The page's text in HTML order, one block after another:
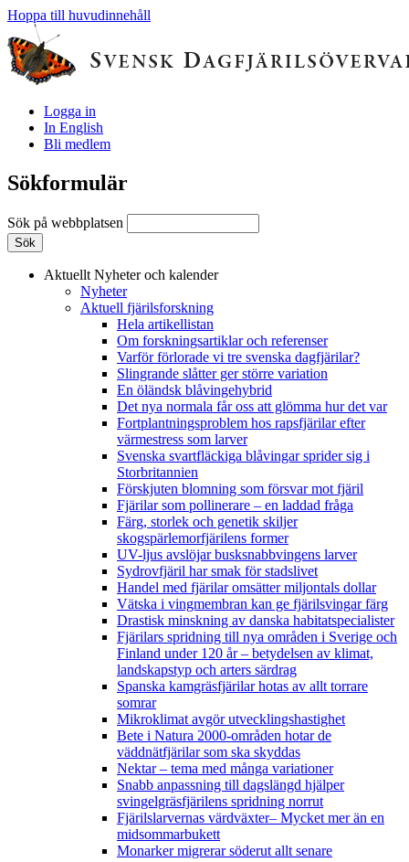
Hoppa till huvudinnehåll
Logga in
In English
Bli medlem
Sökformulär
Sök på webbplatsen
Aktuellt Nyheter och kalender
Nyheter
Aktuell fjärilsforskning
Hela artikellistan
Om forskningsartiklar och referenser
Varför förlorade vi tre svenska dagfjärilar?
Slingrande slåtter ger större variation
En öländsk blåvingehybrid
Det nya normala får oss att glömma hur det var
Fortplantningsproblem hos rapsfjärilar efter
värmestress som larver
Svenska svartfläckiga blåvingar sprider sig i
Storbritannien
Förskjuten blomning som försvar mot fjäril
Fjärilar som pollinerare – en laddad fråga
Färg, storlek och genetik skiljer
skogspärlemorfjärilens former
UV-ljus avslöjar busksnabbvingens larver
Sydrovfjäril har smak för stadslivet
Handel med fjärilar omsätter miljontals dollar
Vätska i vingmembran kan ge fjärilsvingar färg
Drastisk minskning av danska habitatspecialister
Fjärilars spridning till nya områden i Sverige och
Finland under 120 år– betydelsen av klimat,
landskapstyp och arters särdrag
Spanska kamgräsfjärilar hotas av allt torrare
somrar
Mikroklimat avgör utvecklingshastighet
Bete i Natura 2000-områden hotar de
väddnätfjärilar som ska skyddas
Nektar – tema med många variationer
Snabb anpassning till dagslängd hjälper
svingelgräsfjärilens spridning norrut
Fjärilslarvernas värdväxter– Mycket mer än en
midsommarbukett
Monarker migrerar söderut allt senare